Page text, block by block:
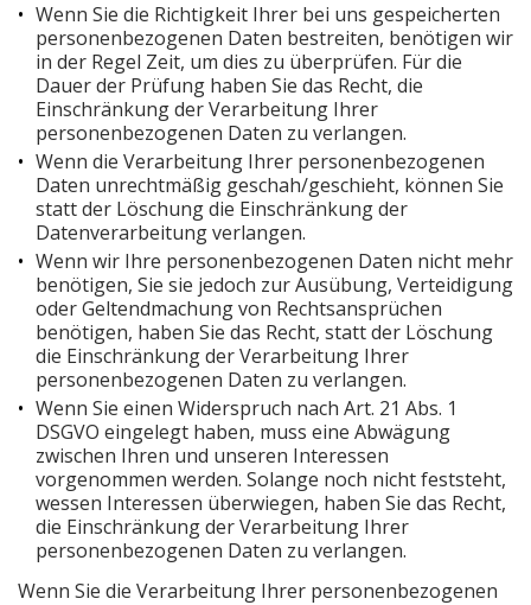
Wenn Sie die Richtigkeit Ihrer bei uns gespeicherten
personenbezogenen Daten bestreiten, benötigen wir
in der Regel Zeit, um dies zu überprüfen. Für die
Dauer der Prüfung haben Sie das Recht, die
Einschränkung der Verarbeitung Ihrer
personenbezogenen Daten zu verlangen.
Wenn die Verarbeitung Ihrer personenbezogenen
Daten unrechtmäßig geschah/geschieht, können Sie
statt der Löschung die Einschränkung der
Datenverarbeitung verlangen.
Wenn wir Ihre personenbezogenen Daten nicht mehr
benötigen, Sie sie jedoch zur Ausübung, Verteidigung
oder Geltendmachung von Rechtsansprüchen
benötigen, haben Sie das Recht, statt der Löschung
die Einschränkung der Verarbeitung Ihrer
personenbezogenen Daten zu verlangen.
Wenn Sie einen Widerspruch nach Art. 21 Abs. 1
DSGVO eingelegt haben, muss eine Abwägung
zwischen Ihren und unseren Interessen
vorgenommen werden. Solange noch nicht feststeht,
wessen Interessen überwiegen, haben Sie das Recht,
die Einschränkung der Verarbeitung Ihrer
personenbezogenen Daten zu verlangen.
Wenn Sie die Verarbeitung Ihrer personenbezogenen